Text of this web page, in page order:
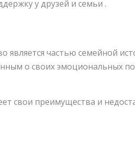
у друзей и семьи .
частью семейной
о своих эмоциональных
свои преимущества и